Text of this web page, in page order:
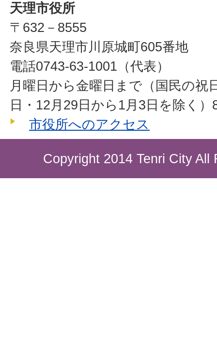
天理市役所
〒632－8555
奈良県天理市川原城町605番地
電話0743-63-1001（代表）
月曜日から金曜日まで（国民の祝
日・12月29日から1月3日を除く
市役所へのアクセス
Copyright 2014 Tenri City All